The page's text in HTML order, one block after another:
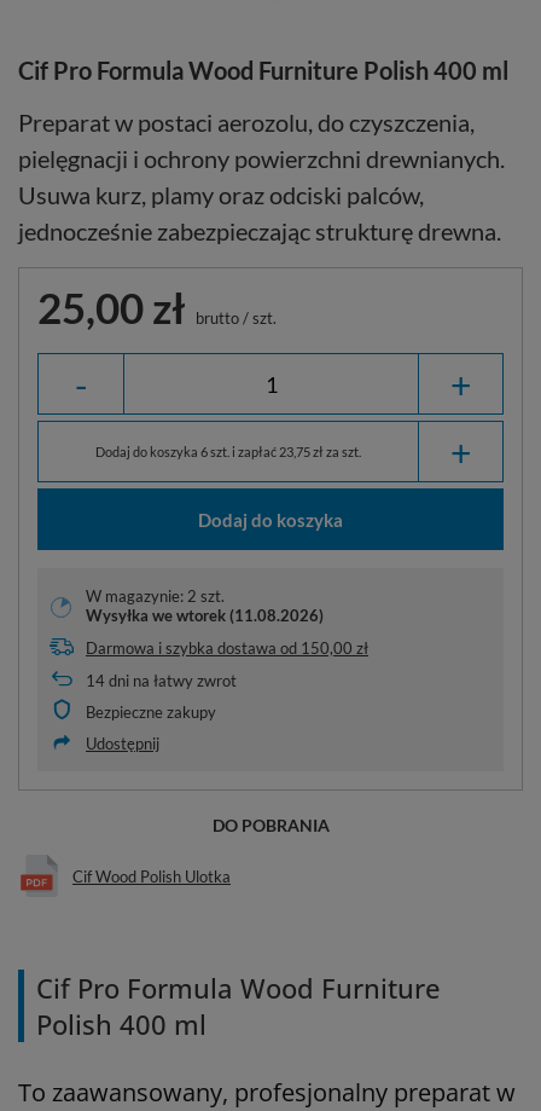
Cif Pro Formula Wood Furniture Polish 400 ml
Preparat w postaci aerozolu, do czyszczenia,
pielęgnacji i ochrony powierzchni drewnianych.
Usuwa kurz, plamy oraz odciski palców,
jednocześnie zabezpieczając strukturę drewna.
25,00 zł brutto/szt.
- +
Dodaj do koszyka 6 szt. i zapłać 23,75 zł za szt. +
Dodaj do koszyka
W magazynie: 2 szt.
Wysyłka we wtorek (11.08.2026)
Darmowa i szybka dostawa od 150,00 zł
14dni na łatwy zwrot
Bezpieczne zakupy
Udostępnij
DO POBRANIA
Cif Wood Polish Ulotka
Cif Pro Formula Wood Furniture
Polish 400 ml
To zaawansowany, profesjonalny preparat w